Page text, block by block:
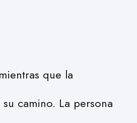
que la
camino. La persona